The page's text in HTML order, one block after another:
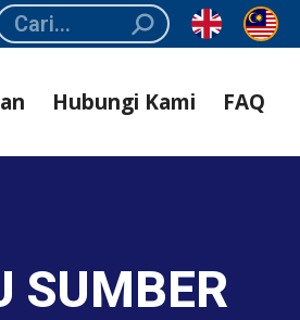
Hubungi Kami FAQ
SUMBER